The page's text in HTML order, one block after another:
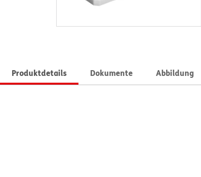
Produktdetails Dokumente Abbildung